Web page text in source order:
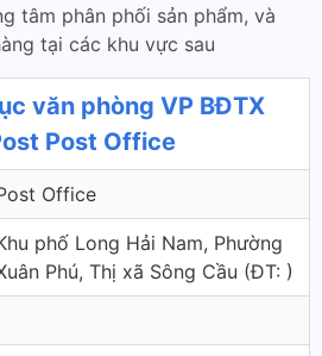
tâm phân phối sản phẩm, và
tại các khu vực sau
văn phòng VP BĐTX
Post Office
Office
phố Long Hải Nam, Phường
Phú, Thị xã Sông Cầu (ÐT: )